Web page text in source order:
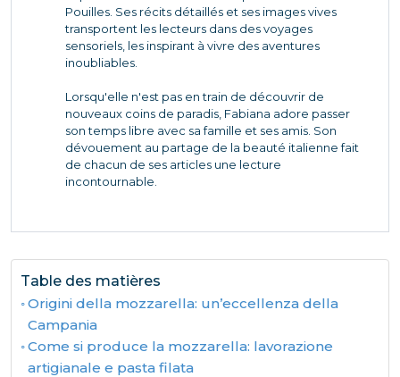
Pouilles. Ses récits détaillés et ses images vives
transportent les lecteurs dans des voyages
sensoriels, les inspirant à vivre des aventures
inoubliables.
Lorsqu'elle n'est pas en train de découvrir de
nouveaux coins de paradis, Fabiana adore passer
son temps libre avec sa famille et ses amis. Son
dévouement au partage de la beauté italienne fait
de chacun de ses articles une lecture
incontournable.
Table des matières
Origini della mozzarella: un’eccellenza della
Campania
Come si produce la mozzarella: lavorazione
artigianale e pasta filata